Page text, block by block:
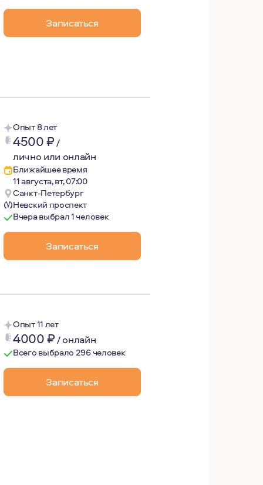
Записаться
ориентированный
Опыт 8 лет
4500₽/
лично или онлайн
Ближайшее время
11 августа, вт, 07:00
Санкт-Петербург
Невский проспект
Вчера выбрал 1 человек
Записаться
и динамический подходы. Убеждена, что внутренний
Мне интересны философия, изобразительное
Опыт 11 лет
4000₽/онлайн
Всего выбрало 296 человек
Записаться
как сохранять, преодолевать кризисы и др.